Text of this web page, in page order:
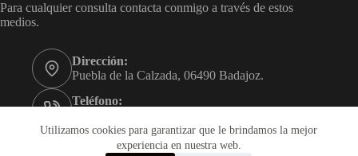
Utilizamos cookies para garantizar que le brindamos la mejor
experiencia en nuestra web.
Para cualquier consulta contacta conmigo a través de estos
medios.
Dirección:
Puebla de la Calzada, 06490 Badajoz.
Teléfono: